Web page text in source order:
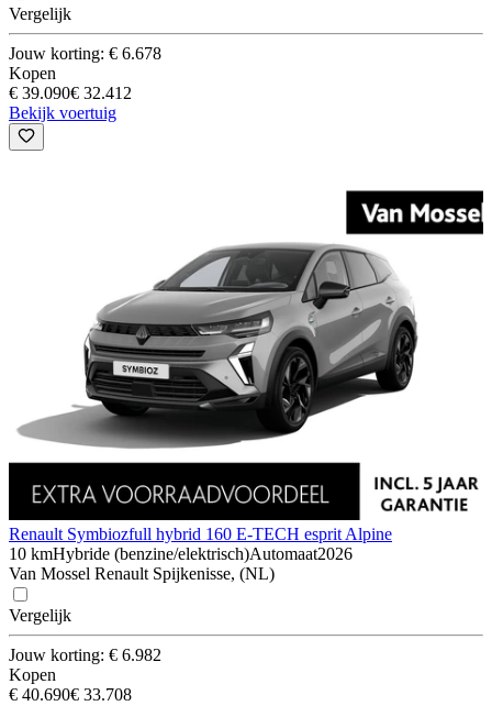
Vergelijk
Jouw korting: € 6.678
Kopen
€ 39.090€ 32.412
Bekijk voertuig
Renault Symbiozfull hybrid 160 E-TECH esprit Alpine
10 kmHybride (benzine/elektrisch)Automaat2026
Van Mossel Renault Spijkenisse, (NL)
Vergelijk
Jouw korting: € 6.982
Kopen
€ 40.690€ 33.708